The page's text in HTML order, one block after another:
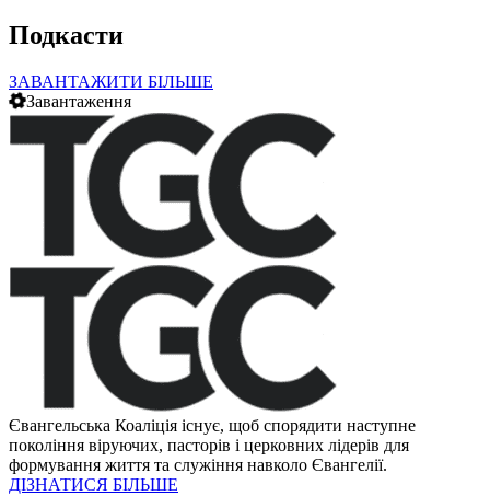
Подкасти
ЗАВАНТАЖИТИ БІЛЬШЕ
Завантаження
Євангельська Коаліція існує, щоб спорядити наступне
покоління віруючих, пасторів і церковних лідерів для
формування життя та служіння навколо Євангелії.
ДІЗНАТИСЯ БІЛЬШЕ